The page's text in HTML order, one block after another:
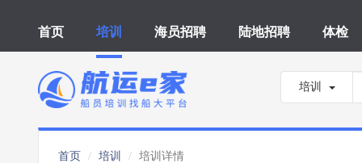
首页 培训 海员招聘 陆地招聘 体检
培训
首页 培训 培训详情